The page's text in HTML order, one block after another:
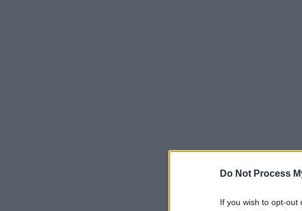
Do Not Process
If you wish to opt-out